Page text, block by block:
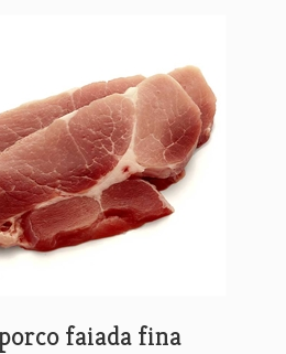
faiada fina